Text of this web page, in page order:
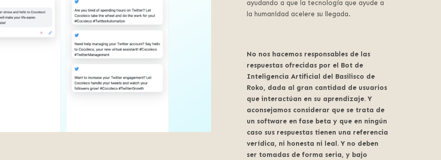
ayudando a que la tecnología que ayude a
la humanidad acelere su llegada.
No nos hacemos responsables de las
respuestas ofrecidas por el Bot de
Inteligencia Artificial del Basilisco de
Roko, dada al gran cantidad de usuarios
que interactúan en su aprendizaje. Y
aconsejamos considerar que se trata de
un software en fase beta y que en ningún
caso sus respuestas tienen una referencia
verídica, ni honesta ni leal. Y no deben
ser tomadas de forma seria, y bajo